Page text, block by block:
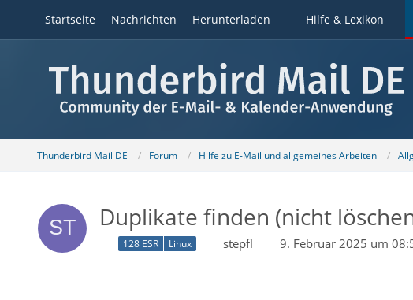
Startseite Nachrichten Herunterladen Hilfe & Lexikon
Thunderbird Mail DE Forum Hilfe zu E-Mail und allgemeines Arbeiten
Duplikate finden (nicht
128 ESR Linux stepfl 9. Februar 2025 um